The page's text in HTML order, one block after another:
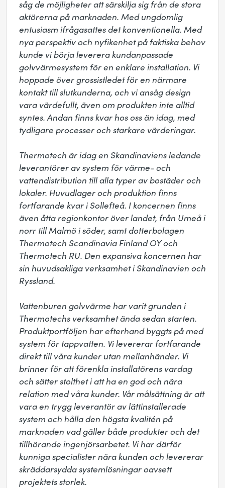
såg de möjligheter att särskilja sig från de stora
aktörerna på marknaden. Med ungdomlig
entusiasm ifrågasattes det konventionella. Med
nya perspektiv och nyfikenhet på faktiska behov
kunde vi börja leverera kundanpassade
golvvärmesystem för en enklare installation. Vi
hoppade över grossistledet för en närmare
kontakt till slutkunderna, och vi ansåg design
vara värdefullt, även om produkten inte alltid
syntes. Andan finns kvar hos oss än idag, med
tydligare processer och starkare värderingar.
Thermotech är idag en Skandinaviens ledande
leverantörer av system för värme- och
vattendistribution till alla typer av bostäder och
lokaler. Huvudlager och produktion finns
fortfarande kvar i Sollefteå. I koncernen finns
även åtta regionkontor över landet, från Umeå i
norr till Malmö i söder, samt dotterbolagen
Thermotech Scandinavia Finland OY och
Thermotech RU. Den expansiva koncernen har
sin huvudsakliga verksamhet i Skandinavien och
Ryssland.
Vattenburen golvvärme har varit grunden i
Thermotechs verksamhet ända sedan starten.
Produktportföljen har efterhand byggts på med
system för tappvatten. Vi levererar fortfarande
direkt till våra kunder utan mellanhänder. Vi
brinner för att förenkla installatörens vardag
och sätter stolthet i att ha en god och nära
relation med våra kunder. Vår målsättning är att
vara en trygg leverantör av lättinstallerade
system och hålla den högsta kvalitén på
marknaden vad gäller både produkter och det
tillhörande ingenjörsarbetet. Vi har därför
kunniga specialister nära kunden och levererar
skräddarsydda systemlösningar oavsett
projektets storlek.